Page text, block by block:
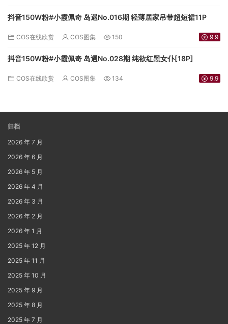
抖音150W粉#小霞佩奇 岛遇No.016期 轻薄居家吊带超短裙11P
COS在线欣赏 COS图集 150 9.9
抖音150W粉#小霞佩奇 岛遇No.028期 纯欲红黑女仆[18P]
COS在线欣赏 COS图集 134 9.9
归档
2026 年 7 月
2026 年 6 月
2026 年 5 月
2026 年 4 月
2026 年 3 月
2026 年 2 月
2026 年 1 月
2025 年 12 月
2025 年 11 月
2025 年 10 月
2025 年 9 月
2025 年 8 月
2025 年 7 月